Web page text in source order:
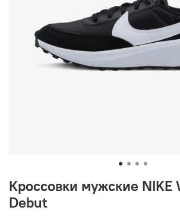
Кроссовки мужские NIKE
Debut